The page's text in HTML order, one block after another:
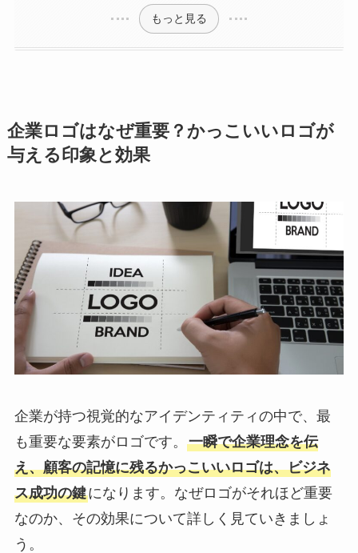
もっと見る
企業ロゴはなぜ重要？かっこいいロゴが
与える印象と効果
企業が持つ視覚的なアイデンティティの中で、最
も重要な要素がロゴです。 一瞬で企業理念を伝
え、顧客の記憶に残るかっこいいロゴは、ビジネ
ス成功の鍵になります。なぜロゴがそれほど重要
なのか、その効果について詳しく見ていきましょ
う。